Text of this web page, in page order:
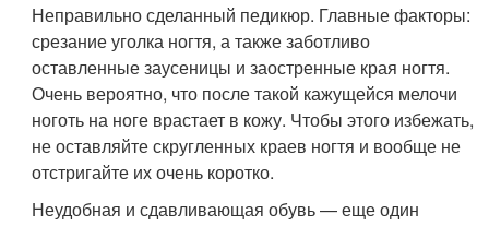
Неправильно сделанный педикюр. Главные факторы:
срезание уголка ногтя, а также заботливо
оставленные заусеницы и заостренные края ногтя.
Очень вероятно, что после такой кажущейся мелочи
ноготь на ноге врастает в кожу. Чтобы этого избежать,
не оставляйте скругленных краев ногтя и вообще не
отстригайте их очень коротко.
Неудобная и сдавливающая обувь — еще один